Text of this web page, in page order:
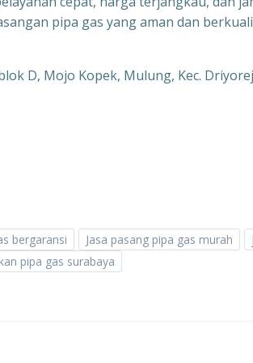
pipa gas yang aman dan
D, Mojo Kopek, Mulung, Kec.
bergaransi Jasa pasang pipa gas murah
pipa gas surabaya